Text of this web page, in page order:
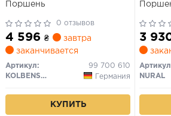
Поршень
0 отзывов
4 596 ₴
завтра
заканчивается
Артикул:
99 700 610
KOLBENSCHMIDT
Германия
КУПИТЬ
3
NURAL